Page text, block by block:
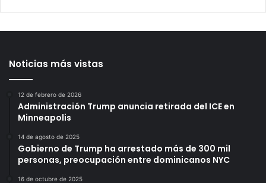
Noticias más vistas
12 de febrero de 2026
Administración Trump anuncia retirada del ICE en
Minneapolis
14 de agosto de 2025
Gobierno de Trump ha arrestado más de 300 mil
personas, preocupación entre dominicanos NYC
16 de octubre de 2025